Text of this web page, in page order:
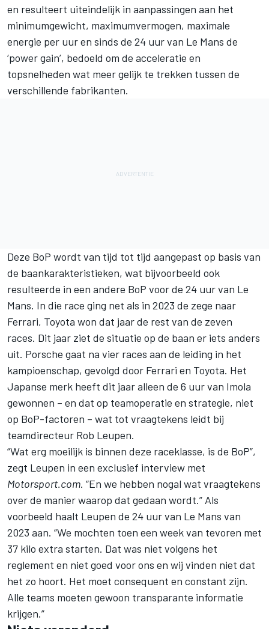
en resulteert uiteindelijk in aanpassingen aan het
minimumgewicht, maximumvermogen, maximale
energie per uur en sinds de 24 uur van Le Mans de
‘power gain’, bedoeld om de acceleratie en
topsnelheden wat meer gelijk te trekken tussen de
verschillende fabrikanten.
Deze BoP wordt van tijd tot tijd aangepast op basis van
de baankarakteristieken, wat bijvoorbeeld ook
resulteerde in een andere BoP voor de 24 uur van Le
Mans. In die race ging net als in 2023 de zege naar
Ferrari, Toyota won dat jaar de rest van de zeven
races. Dit jaar ziet de situatie op de baan er iets anders
uit. Porsche gaat na vier races aan de leiding in het
kampioenschap, gevolgd door Ferrari en Toyota. Het
Japanse merk heeft dit jaar alleen de 6 uur van Imola
gewonnen – en dat op teamoperatie en strategie, niet
op BoP-factoren – wat tot vraagtekens leidt bij
teamdirecteur Rob Leupen.
“Wat erg moeilijk is binnen deze raceklasse, is de BoP”,
zegt Leupen in een exclusief interview met
Motorsport.com. “En we hebben nogal wat vraagtekens
over de manier waarop dat gedaan wordt.” Als
voorbeeld haalt Leupen de 24 uur van Le Mans van
2023 aan. “We mochten toen een week van tevoren met
37 kilo extra starten. Dat was niet volgens het
reglement en niet goed voor ons en wij vinden niet dat
het zo hoort. Het moet consequent en constant zijn.
Alle teams moeten gewoon transparante informatie
krijgen.”